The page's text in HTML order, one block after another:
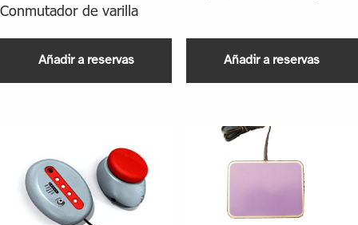
Conmutador de varilla
Añadir a reservas Añadir a reservas